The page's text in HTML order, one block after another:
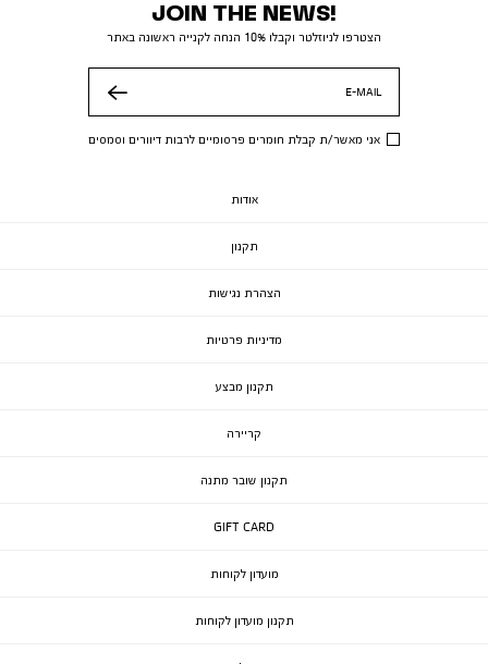
JOIN THE NEWS!
הצטרפו לניוזלטר וקבלו 10% הנחה לקנייה ראשונה באתר
E-MAIL
אני מאשר/ת קבלת חומרים פרסומיים לרבות דיוורים וסמסים
אודות
תקנון
הצהרת נגישות
מדיניות פרטיות
תקנון מבצע
קריירה
תקנון שובר מתנה
GIFT CARD
מועדון לקוחות
תקנון מועדון לקוחות